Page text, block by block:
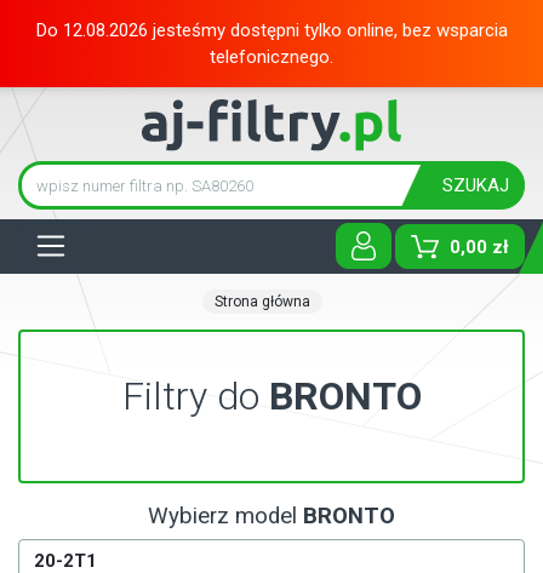
Do 12.08.2026 jesteśmy dostępni tylko online, bez wsparcia
telefonicznego.
SZUKAJ
0,00 zł
Strona główna
Filtry do BRONTO
Wybierz model BRONTO
20-2T1